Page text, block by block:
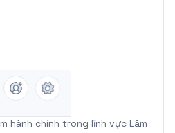
hành chính trong lĩnh vực Lâm